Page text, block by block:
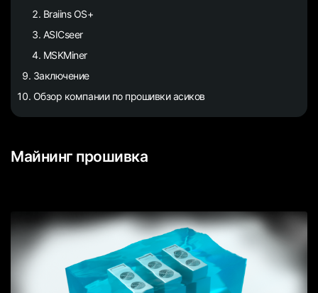
Braiins OS+
ASICseer
MSKMiner
Заключение
Обзор компании по прошивки асиков
Майнинг прошивка